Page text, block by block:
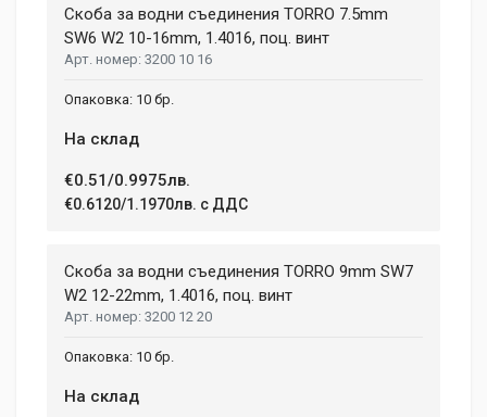
207 mm
hendrerit eros laoreet suscipit ultrices.
1
Write A Review
Your Name
Email Address
Скоба за водни съединения TORRО 7.5mm
SW6 W2 10-16mm, 1.4016, поц. винт
3200 10 16
10 бр.
На склад
€0.51/0.9975лв.
€0.6120/1.1970лв. с ДДС
Скоба за водни съединения TORRО 9mm SW7
W2 12-22mm, 1.4016, поц. винт
3200 12 20
10 бр.
На склад